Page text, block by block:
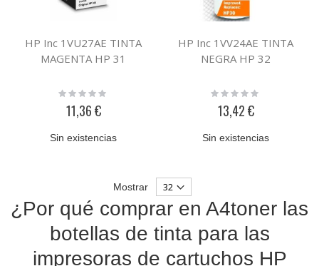
HP Inc 1VU27AE TINTA
MAGENTA HP 31
Rating:
11,36 €
Sin existencias
HP Inc 1VV24AE TINTA
NEGRA HP 32
Rating:
13,42 €
Sin existencias
Mostrar
¿Por qué comprar en A4toner las
botellas de tinta para las
impresoras de cartuchos HP